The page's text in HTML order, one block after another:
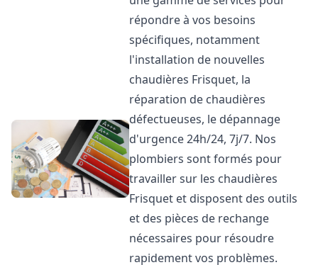
répondre à vos besoins
spécifiques, notamment
l'installation de nouvelles
chaudières Frisquet, la
réparation de chaudières
défectueuses, le dépannage
d'urgence 24h/24, 7j/7. Nos
plombiers sont formés pour
travailler sur les chaudières
Frisquet et disposent des outils
et des pièces de rechange
nécessaires pour résoudre
rapidement vos problèmes.